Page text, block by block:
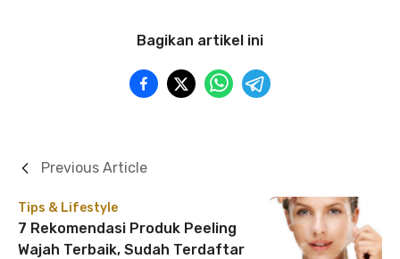
Bagikan artikel ini
Tips & Lifestyle
7 Rekomendasi Produk Peeling
Wajah Terbaik, Sudah Terdaftar
Previous Article